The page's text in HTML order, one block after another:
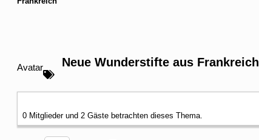
Avatar Neue Wunderstifte aus Frankreich
0 Mitglieder und 2 Gäste betrachten dieses Thema.